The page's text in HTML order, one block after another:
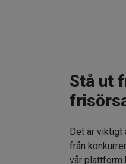
Stå ut
Det är viktigt
från
vår plattform